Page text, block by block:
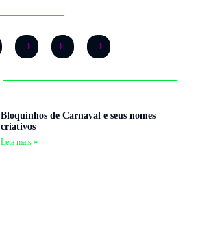
Bloquinhos de Carnaval e seus nomes
criativos
Leia mais »